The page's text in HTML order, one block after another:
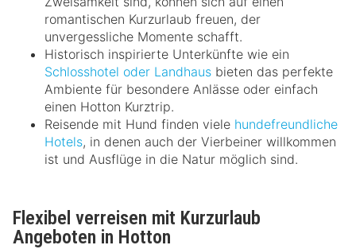
romantischen Kurzurlaub freuen, der
unvergessliche Momente schafft.
Historisch inspirierte Unterkünfte wie ein
Schlosshotel oder Landhaus bieten das perfekte
Ambiente für besondere Anlässe oder einfach
einen Hotton Kurztrip.
Reisende mit Hund finden viele hundefreundliche
Hotels, in denen auch der Vierbeiner willkommen
ist und Ausflüge in die Natur möglich sind.
Flexibel verreisen mit Kurzurlaub
Angeboten in Hotton